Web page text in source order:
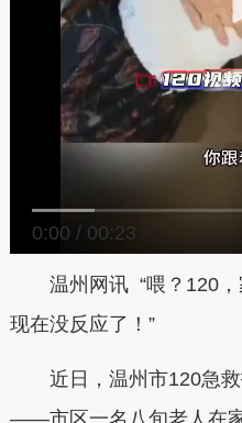
0:00 / 00:23
温州网讯 “喂？120
现在没反应了！”
近日，温州市120急
——市区一名八旬老人在